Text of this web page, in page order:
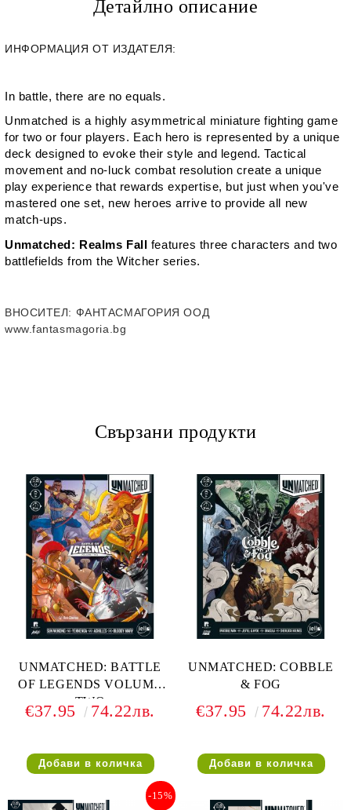
Детайлно описание
ИНФОРМАЦИЯ ОТ ИЗДАТЕЛЯ:
In battle, there are no equals.
Unmatched is a highly asymmetrical miniature fighting game
for two or four players. Each hero is represented by a unique
deck designed to evoke their style and legend. Tactical
movement and no-luck combat resolution create a unique
play experience that rewards expertise, but just when you've
mastered one set, new heroes arrive to provide all new
match-ups.
Unmatched: Realms Fall features three characters and two
battlefields from the Witcher series.
ВНОСИТЕЛ: ФАНТАСМАГОРИЯ ООД
www.fantasmagoria.bg
Свързани продукти
UNMATCHED: BATTLE
OF LEGENDS VOLUME
TWO
€37.95 74.22лв.
UNMATCHED: COBBLE
& FOG
€37.95 74.22лв.
-15%